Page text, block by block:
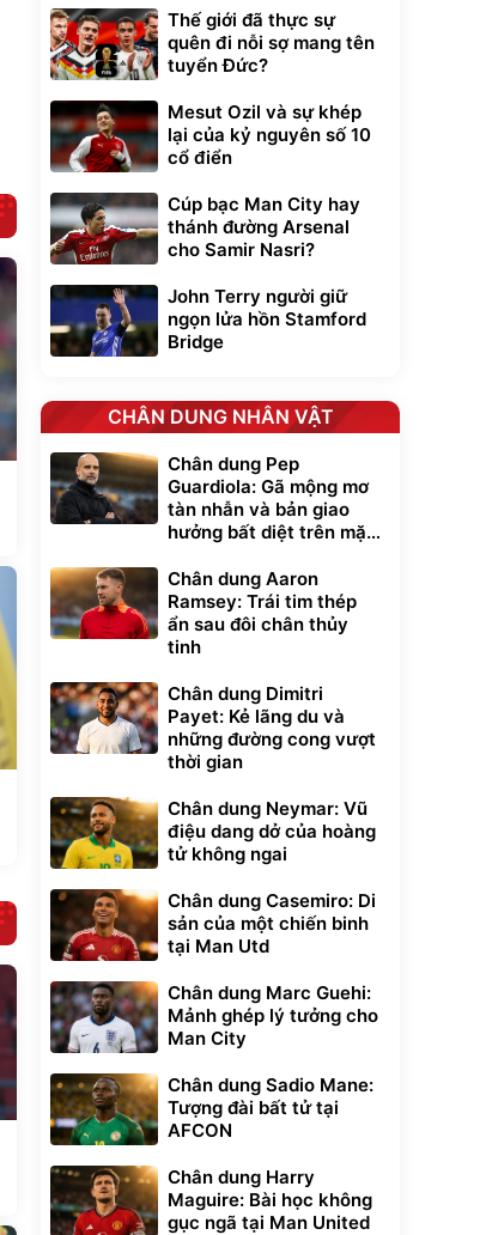
Lót ghế ôtô, nâng
lưng chống nóng
giúp thoải mái
Đã bán nhiều
Thế giới đã thực sự
quên đi nỗi sợ mang tên
tuyển Đức?
Mesut Ozil và sự khép
lại của kỷ nguyên số 10
cổ điển
Cúp bạc Man City hay
thánh đường Arsenal
cho Samir Nasri?
John Terry người giữ
ngọn lửa hồn Stamford
Bridge
CHÂN DUNG NHÂN VẬT
Chân dung Pep
Guardiola: Gã mộng mơ
tàn nhẫn và bản giao
hưởng bất diệt trên mặt
Chân dung Aaron
Ramsey: Trái tim thép
ẩn sau đôi chân thủy
tinh
Chân dung Dimitri
Payet: Kẻ lãng du và
những đường cong vượt
thời gian
Chân dung Neymar: Vũ
điệu dang dở của hoàng
tử không ngai
Chân dung Casemiro: Di
sản của một chiến binh
tại Man Utd
Chân dung Marc Guehi:
Mảnh ghép lý tưởng cho
Man City
Chân dung Sadio Mane:
Tượng đài bất tử tại
AFCON
Chân dung Harry
Maguire: Bài học không
gục ngã tại Man United